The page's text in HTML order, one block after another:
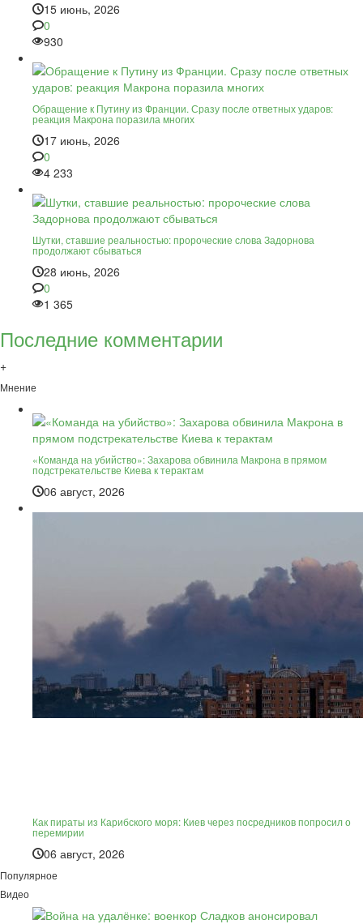
15 июнь, 2026
0
930
Обращение к Путину из Франции. Сразу после ответных ударов:
реакция Макрона поразила многих
17 июнь, 2026
0
4 233
Шутки, ставшие реальностью: пророческие слова Задорнова
продолжают сбываться
28 июнь, 2026
0
1 365
Последние комментарии
+
Мнение
«Команда на убийство»: Захарова обвинила Макрона в прямом
подстрекательстве Киева к терактам
06 август, 2026
Как пираты из Карибского моря: Киев через посредников попросил о
перемирии
06 август, 2026
Популярное
Видео